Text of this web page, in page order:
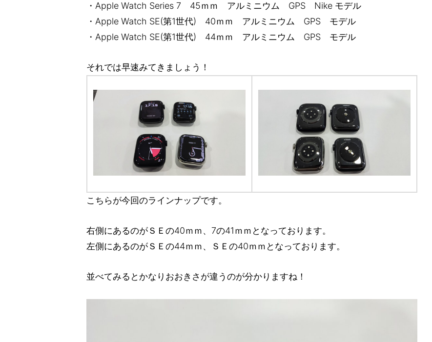
・Apple Watch Series 7 45ｍｍ アルミニウム GPS Nike モデル
・Apple Watch SE(第1世代) 40ｍｍ アルミニウム GPS モデル
・Apple Watch SE(第1世代) 44ｍｍ アルミニウム GPS モデル
それでは早速みてきましょう！
こちらが今回のラインナップです。
右側にあるのがＳＥの40ｍｍ、7の41ｍｍとなっております。
左側にあるのがＳＥの44ｍｍ、ＳＥの40ｍｍとなっております。
並べてみるとかなりおおきさが違うのが分かりますね！